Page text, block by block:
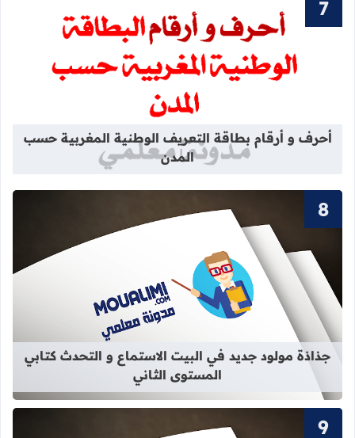
قراءة المزيد عن أحرف و أرقام
أحرف و أرقام بطاقة التعريف الوطنية المغربية حسب
المدن
قراءة المزيد عن جذاذة مولود جديد
جذاذة مولود جديد في البيت الاستماع و التحدث كتابي
المستوى الثاني